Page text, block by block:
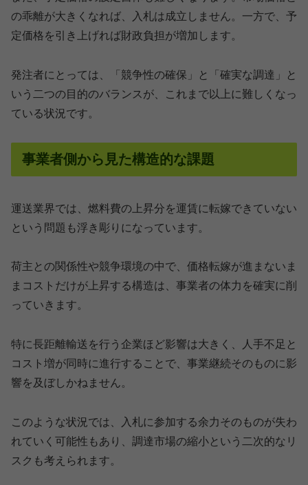
の乖離が大きくなれば、入札は成立しません。一方で、予
定価格を引き上げれば財政負担が増加します。
発注者にとっては、「競争性の確保」と「確実な調達」と
いう二つの目的のバランスが、これまで以上に難しくなっ
ている状況です。
事業者側から見た構造的な課題
運送業界では、燃料費の上昇分を運賃に転嫁できていない
という問題も浮き彫りになっています。
荷主との関係性や競争環境の中で、価格転嫁が進まないま
まコストだけが上昇する構造は、事業者の体力を確実に削
っていきます。
特に長距離輸送を行う企業ほど影響は大きく、人手不足と
コスト増が同時に進行することで、事業継続そのものに影
響を及ぼしかねません。
このような状況では、入札に参加する余力そのものが失わ
れていく可能性もあり、調達市場の縮小という二次的なリ
スクも考えられます。